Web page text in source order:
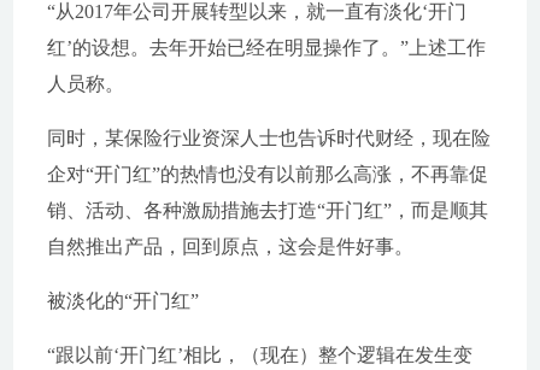
“从2017年公司开展转型以来，就一直有淡化‘开门
红’的设想。去年开始已经在明显操作了。”上述工作
人员称。
同时，某保险行业资深人士也告诉时代财经，现在险
企对“开门红”的热情也没有以前那么高涨，不再靠促
销、活动、各种激励措施去打造“开门红”，而是顺其
自然推出产品，回到原点，这会是件好事。
被淡化的“开门红”
“跟以前‘开门红’相比，（现在）整个逻辑在发生变